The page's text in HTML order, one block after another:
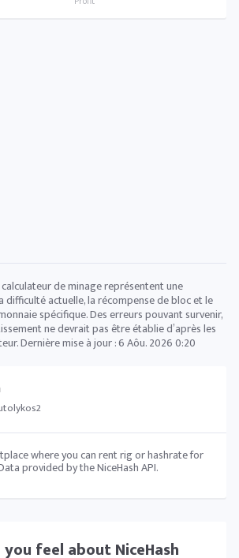
where you can rent rig or hashrate for
provided by the NiceHash API.
you feel aboutNiceHash
de minage représentent une
difficulté actuelle, la récompense de bloc et le
spécifique. Des erreurs pouvant survenir,
ne devrait pas être établie d’après les
Dernière mise à jour :6 Aôu. 2026 0:20